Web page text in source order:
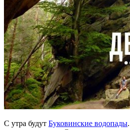
С утра будут Буковинские водопады